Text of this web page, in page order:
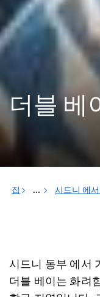
더블 베
집 ... 시드니 에
시드니 동부 에서
더블 베이는 화려